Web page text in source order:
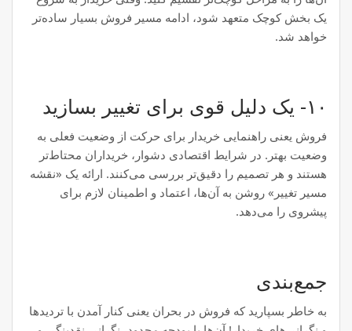
یک بخش کوچک متعهد شود، ادامه مسیر فروش بسیار ساده‌تر
خواهد شد.
۱۰- یک دلیل قوی برای تغییر بسازید
فروش یعنی راهنمایی خریدار برای حرکت از وضعیت فعلی به
وضعیت بهتر. در شرایط اقتصادی دشوار، خریداران محتاط‌تر
هستند و هر تصمیم را دقیق‌تر بررسی می‌کنند. ارائه یک «نقشه
مسیر تغییر» روشن به آن‌ها، اعتماد و اطمینان لازم برای
پیشروی را می‌دهد.
جمع‌بندی
به خاطر بسپارید که فروش در بحران یعنی کنار آمدن با تردیدها